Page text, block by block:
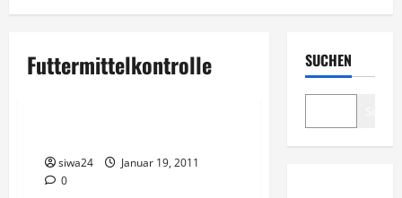
Futtermittelkontrolle
siwa24
Januar 19, 2011
0
SUCHEN